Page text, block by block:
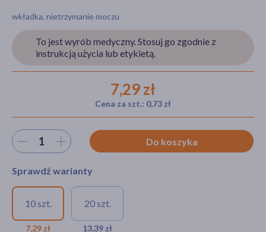
Hit
wkładka, nietrzymanie moczu
To jest wyrób medyczny. Stosuj go zgodnie z
instrukcją użycia lub etykietą.
7,29 zł
Cena za szt.: 0,73 zł
Wybierz ilość Do koszyka
Sprawdź warianty
10 szt.
7,29 zł
TENA Lady Slim Mini,
specjalistyczne podpaski, 10
20 szt.
13,39 zł